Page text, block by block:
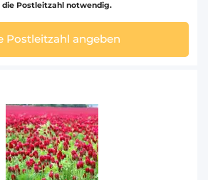
die Postleitzahl notwendig.
Postleitzahl angeben